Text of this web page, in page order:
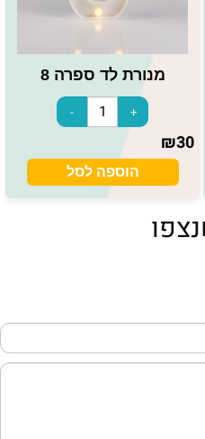
מנורת לד ספרה 8
₪30
הוספה לסל